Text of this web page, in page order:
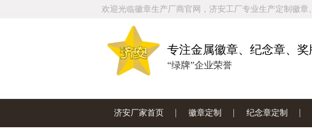
欢迎光临徽章生产厂商官网，济安工厂专业生产定制徽
专注金属徽章、纪念章、
“绿牌”企业荣誉
济安厂家首页 徽章定制 纪念章定制